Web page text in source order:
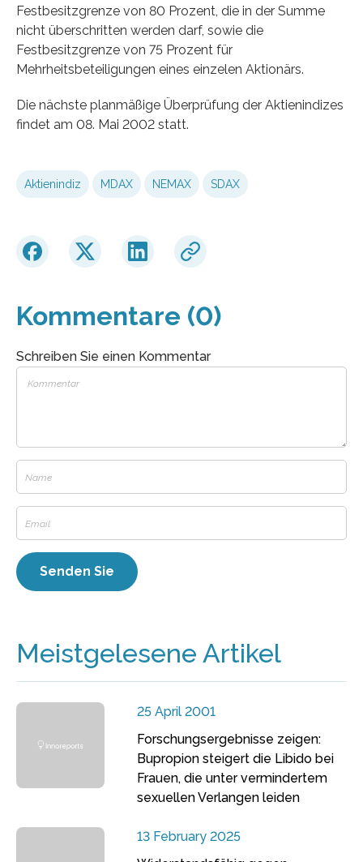
Festbesitzgrenze von 80 Prozent, die in der Summe
nicht überschritten werden darf, sowie die
Festbesitzgrenze von 75 Prozent für
Mehrheitsbeteiligungen eines einzelen Aktionärs.
Die nächste planmäßige Überprüfung der Aktienindizes
findet am 08. Mai 2002 statt.
Aktienindiz MDAX NEMAX SDAX
Kommentare (0)
Schreiben Sie einen Kommentar
Meistgelesene Artikel
25 April 2001
Forschungsergebnisse zeigen:
Bupropion steigert die Libido bei
Frauen, die unter vermindertem
sexuellen Verlangen leiden
13 February 2025